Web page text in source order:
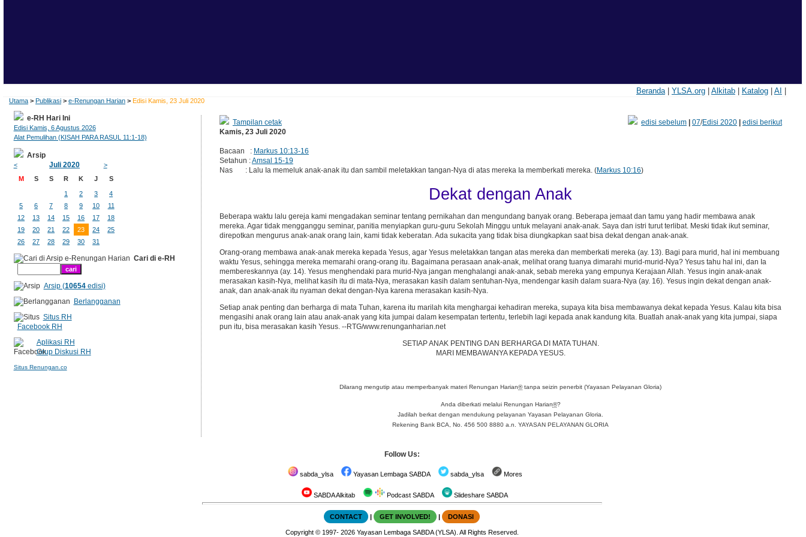
Beranda| YLSA.org| Alkitab| Katalog| AI
Utama > Publikasi > e-Renungan Harian > Edisi Kamis, 23 Juli 2020
Tampilan cetak edisi sebelum| 07/Edisi 2020| edisi berikut
Kamis, 23 Juli 2020
Bacaan : Markus 10:13-16
Setahun :Amsal 15-19
Nas : Lalu Ia memeluk anak-anak itu dan sambil meletakkan tangan-Nya di atas mereka Ia memberkati mereka. (Markus 10:16)
Dekat dengan Anak
Beberapa waktu lalu gereja kami mengadakan seminar tentang pernikahan dan mengundang banyak orang. Beberapa jemaat dan tamu yang hadir membawa anak
mereka. Agar tidak mengganggu seminar, panitia menyiapkan guru-guru Sekolah Minggu untuk melayani anak-anak. Saya dan istri turut terlibat. Meski tidak ikut seminar,
direpotkan mengurus anak-anak orang lain, kami tidak keberatan. Ada sukacita yang tidak bisa diungkapkan saat bisa dekat dengan anak-anak.
Orang-orang membawa anak-anak mereka kepada Yesus, agar Yesus meletakkan tangan atas mereka dan memberkati mereka (ay. 13). Bagi para murid, hal ini membuang
waktu Yesus, sehingga mereka memarahi orang-orang itu. Bagaimana perasaan anak-anak, melihat orang tuanya dimarahi murid-murid-Nya? Yesus tahu hal ini, dan Ia
membereskannya (ay. 14). Yesus menghendaki para murid-Nya jangan menghalangi anak-anak, sebab mereka yang empunya Kerajaan Allah. Yesus ingin anak-anak
merasakan kasih-Nya, melihat kasih itu di mata-Nya, merasakan kasih dalam sentuhan-Nya, mendengar kasih dalam suara-Nya (ay. 16). Yesus ingin dekat dengan anak-
anak, dan anak-anak itu nyaman dekat dengan-Nya karena merasakan kasih-Nya.
Setiap anak penting dan berharga di mata Tuhan, karena itu marilah kita menghargai kehadiran mereka, supaya kita bisa membawanya dekat kepada Yesus. Kalau kita bisa
mengasihi anak orang lain atau anak-anak yang kita jumpai dalam kesempatan tertentu, terlebih lagi kepada anak kandung kita. Buatlah anak-anak yang kita jumpai, siapa
pun itu, bisa merasakan kasih Yesus. --RTG/www.renunganharian.net
SETIAP ANAK PENTING DAN BERHARGA DI MATA TUHAN.
MARI MEMBAWANYA KEPADA YESUS.
Dilarang mengutip atau memperbanyak materi Renungan Harian®tanpa seizin penerbit (Yayasan Pelayanan Gloria)
Anda diberkati melalui Renungan Harian®?
Jadilah berkat dengan mendukung pelayanan Yayasan Pelayanan Gloria.
Rekening Bank BCA, No. 456 500 8880 a.n. YAYASAN PELAYANAN GLORIA
e-RH Hari Ini
Edisi Kamis, 6 Agustus 2026
Alat Pemulihan (KISAH PARA RASUL 11:1-18)
Arsip
< Juli 2020
>
M
S S R K J S
1 2 3
4
5
6 7 8 9 10
11
12
13 14 15 16 17
18
19
20 21 22 23 24
25
26
27 28 29 30 31
Cari di e-RH
Arsip (10654edisi)
Berlangganan
Situs RH
Facebook RH
Aplikasi RH
Grup Diskusi RH
Situs Renungan.co
Follow Us:
sabda_ylsa Yayasan Lembaga SABDA sabda_ylsa Mores
SABDA Alkitab Podcast SABDA Slideshare SABDA
CONTACT | GET INVOLVED! | DONASI
Copyright© 1997- 2026 Yayasan Lembaga SABDA (YLSA). All Rights Reserved.